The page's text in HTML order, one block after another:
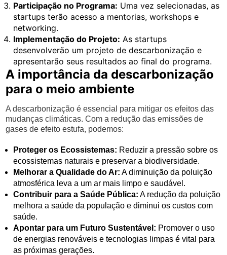
Participação no Programa: Uma vez selecionadas, as
startups terão acesso a mentorias, workshops e
networking.
Implementação do Projeto: As startups
desenvolverão um projeto de descarbonização e
apresentarão seus resultados ao final do programa.
A importância da descarbonização
para o meio ambiente
A descarbonização é essencial para mitigar os efeitos das
mudanças climáticas. Com a redução das emissões de
gases de efeito estufa, podemos:
Proteger os Ecossistemas: Reduzir a pressão sobre os
ecossistemas naturais e preservar a biodiversidade.
Melhorar a Qualidade do Ar: A diminuição da poluição
atmosférica leva a um ar mais limpo e saudável.
Contribuir para a Saúde Pública: A redução da poluição
melhora a saúde da população e diminui os custos com
saúde.
Apontar para um Futuro Sustentável: Promover o uso
de energias renováveis e tecnologias limpas é vital para
as próximas gerações.